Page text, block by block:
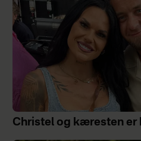
Christel og kæresten er